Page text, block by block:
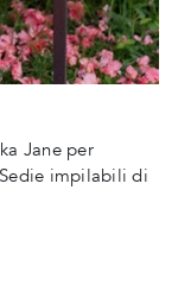
Jane per
impilabili di